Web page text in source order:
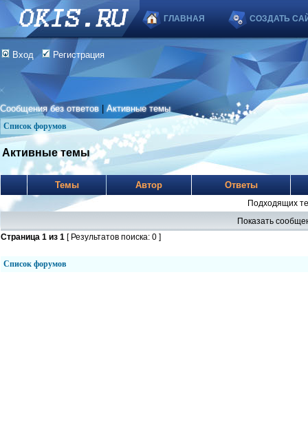
ГЛАВНАЯ СОЗДАТЬ
Вход Регистрация
Сообщения без ответов |Активные темы
Список форумов
Активные темы
Темы Автор Ответы
Подходящих
Показать
Страница 1 из 1 [ Результатов поиска: 0 ]
Список форумов